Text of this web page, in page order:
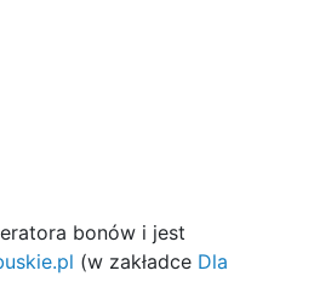
bonów i jest
(w zakładce Dla